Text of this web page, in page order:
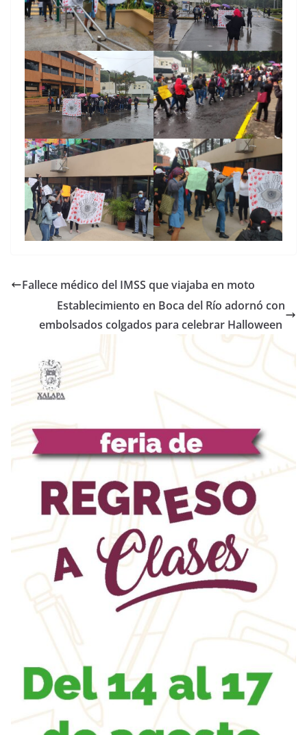
Fallece médico del IMSS que viajaba en moto
Establecimiento en Boca del Río adornó con
embolsados colgados para celebrar Halloween